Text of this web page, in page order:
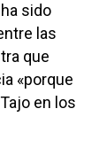
sido
las
que
«porque
en los